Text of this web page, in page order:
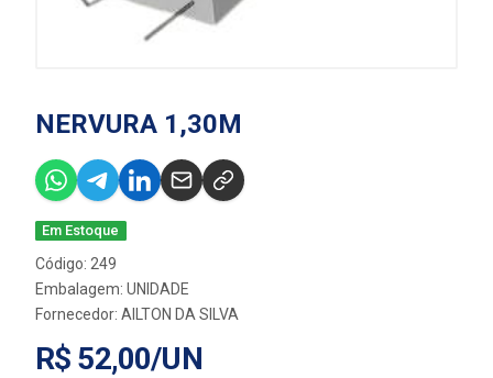
NERVURA 1,30M
Em Estoque
Código: 249
Embalagem: UNIDADE
Fornecedor: AILTON DA SILVA
R$ 52,00/UN